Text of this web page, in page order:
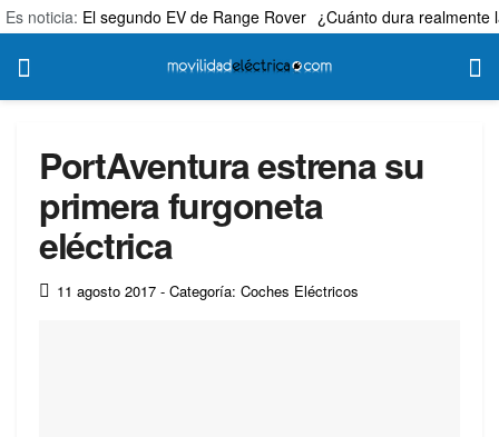
Es noticia: El segundo EV de Range Rover ¿Cuánto dura realmente
PortAventura estrena su
primera furgoneta
eléctrica
11 agosto 2017 - Categoría: Coches Eléctricos